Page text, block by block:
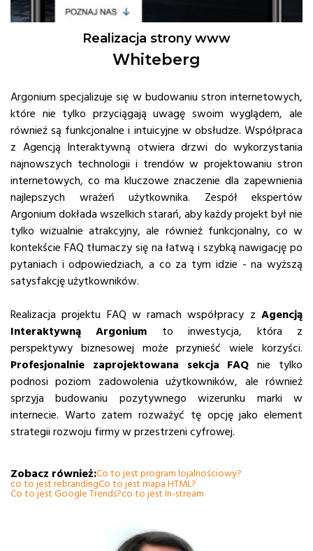
Realizacja strony www
Whiteberg
Argonium specjalizuje się w budowaniu stron internetowych,
które nie tylko przyciągają uwagę swoim wyglądem, ale
również są funkcjonalne i intuicyjne w obsłudze. Współpraca
z Agencją Interaktywną otwiera drzwi do wykorzystania
najnowszych technologii i trendów w projektowaniu stron
internetowych, co ma kluczowe znaczenie dla zapewnienia
najlepszych wrażeń użytkownika. Zespół ekspertów
Argonium dokłada wszelkich starań, aby każdy projekt był nie
tylko wizualnie atrakcyjny, ale również funkcjonalny, co w
kontekście FAQ tłumaczy się na łatwą i szybką nawigację po
pytaniach i odpowiedziach, a co za tym idzie - na wyższą
satysfakcję użytkowników.
Realizacja projektu FAQ w ramach współpracy z Agencją
Interaktywną Argonium to inwestycja, która z
perspektywy biznesowej może przynieść wiele korzyści.
Profesjonalnie zaprojektowana sekcja FAQ nie tylko
podnosi poziom zadowolenia użytkowników, ale również
sprzyja budowaniu pozytywnego wizerunku marki w
internecie. Warto zatem rozważyć tę opcję jako element
strategii rozwoju firmy w przestrzeni cyfrowej.
Zobacz również:Co to jest program lojalnościowy?
co to jest rebrandingCo to jest mapa HTML?
Co to jest Google Trends?co to jest In-stream